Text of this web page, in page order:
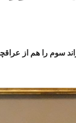
راند سوم را هم از